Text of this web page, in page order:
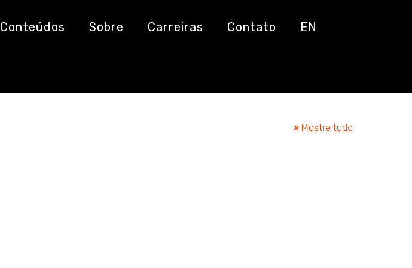
Conteúdos Sobre Carreiras Contato EN
Mostre tudo